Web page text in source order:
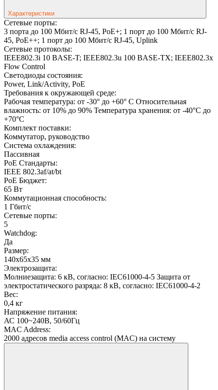
Характеристики
Сетевые порты:
3 порта до 100 Мбит/с RJ-45, PoE+; 1 порт до 100 Мбит/с RJ-
45, PoE++; 1 порт до 100 Мбит/с RJ-45, Uplink
Сетевые протоколы:
IEEE802.3i 10 BASE-T; IEEE802.3u 100 BASE-TX; IEEE802.3x
Flow Control
Светодиоды состояния:
Power, Link/Activity, PoE
Требования к окружающей среде:
Рабочая температура: от -30° до +60° C Относительная
влажность: от 10% до 90% Температура хранения: от -40°C до
+70°C
Комплект поставки:
Коммутатор, руководство
Система охлаждения:
Пассивная
PoE Стандарты:
IEEE 802.3af/at/bt
PoE Бюджет:
65 Вт
Коммутационная способность:
1 Гбит/с
Сетевые порты:
5
Watchdog:
Да
Размер:
140x65x35 мм
Электрозащита:
Молниезащита: 6 кВ, согласно: IEC61000-4-5 Защита от
электростатического разряда: 8 кВ, согласно: IEC61000-4-2
Вес:
0,4 кг
Напряжение питания:
АС 100~240В, 50/60Гц
MAC Address:
2000 адресов media access control (MAC) на систему